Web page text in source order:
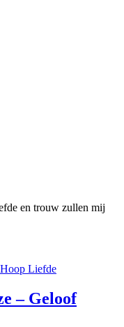
en trouw zullen mij
– Geloof